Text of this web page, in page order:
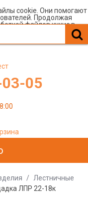
cookie. Они помогают
Продолжая
файлов кукис в
05
/ Лестничные
ЛПР 22-18к